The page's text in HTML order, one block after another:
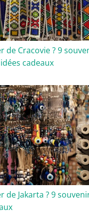
de Cracovie ? 9
cadeaux
de Jakarta ? 9